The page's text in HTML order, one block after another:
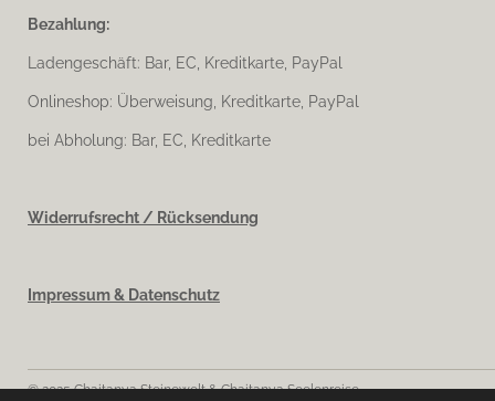
Bezahlung:
Ladengeschäft: Bar, EC, Kreditkarte, PayPal
Onlineshop: Überweisung, Kreditkarte, PayPal
bei Abholung: Bar, EC, Kreditkarte
Widerrufsrecht / Rücksendung
Impressum & Datenschutz
© 2025 Chaitanya Steinewelt & Chaitanya Seelenreise